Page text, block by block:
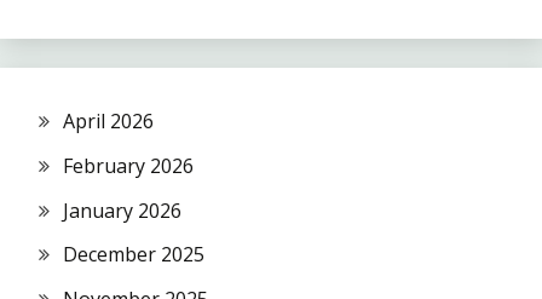
April 2026
February 2026
January 2026
December 2025